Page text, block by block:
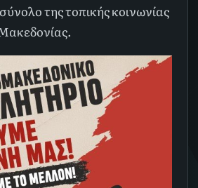
της τοπικής κοινωνίας